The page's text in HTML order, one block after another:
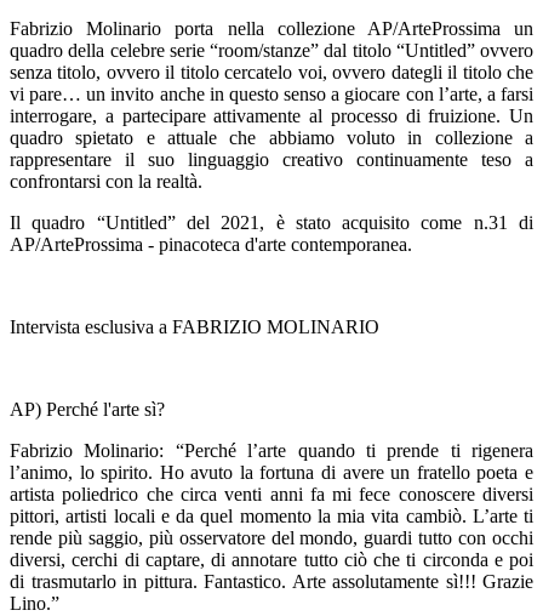
Fabrizio Molinario porta nella collezione AP/ArteProssima un
quadro della celebre serie “room/stanze” dal titolo “Untitled” ovvero
senza titolo, ovvero il titolo cercatelo voi, ovvero dategli il titolo che
vi pare… un invito anche in questo senso a giocare con l’arte, a farsi
interrogare, a partecipare attivamente al processo di fruizione. Un
quadro spietato e attuale che abbiamo voluto in collezione a
rappresentare il suo linguaggio creativo continuamente teso a
confrontarsi con la realtà.
Il quadro “Untitled” del 2021, è stato acquisito come n.31 di
AP/ArteProssima - pinacoteca d'arte contemporanea.
Intervista esclusiva a FABRIZIO MOLINARIO
AP) Perché l'arte sì?
Fabrizio Molinario: “Perché l’arte quando ti prende ti rigenera
l’animo, lo spirito. Ho avuto la fortuna di avere un fratello poeta e
artista poliedrico che circa venti anni fa mi fece conoscere diversi
pittori, artisti locali e da quel momento la mia vita cambiò. L’arte ti
rende più saggio, più osservatore del mondo, guardi tutto con occhi
diversi, cerchi di captare, di annotare tutto ciò che ti circonda e poi
di trasmutarlo in pittura. Fantastico. Arte assolutamente sì!!! Grazie
Lino.”